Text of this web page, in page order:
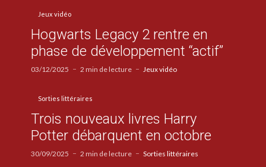
Jeux vidéo
Hogwarts Legacy 2 rentre en
phase de développement “actif”
03/12/2025 2 min de lecture Jeux vidéo
Sorties littéraires
Trois nouveaux livres Harry
Potter débarquent en octobre
30/09/2025 2 min de lecture Sorties littéraires